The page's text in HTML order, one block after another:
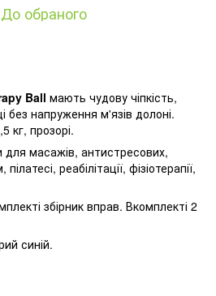
До обраного
Ball мають чудову чіпкість,
без напруження м'язів долоні.
кг, прозорі.
масажів, антистресових,
реабілітації, фізіотерапії,
збірник вправ. Вкомплекті 2
синій.